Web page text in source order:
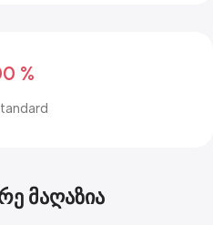
%
მაღაზია